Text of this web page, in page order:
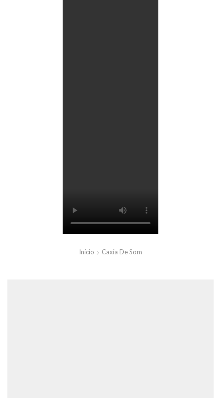
Início Caxia De Som